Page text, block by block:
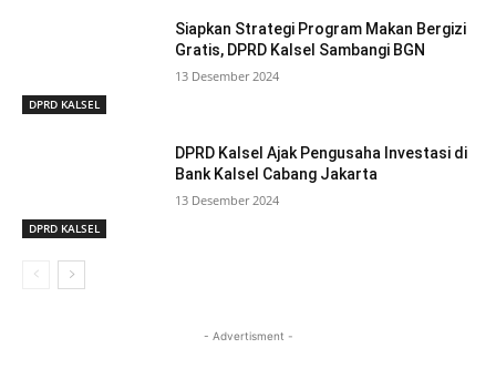
DPRD KALSEL
Siapkan Strategi Program Makan Bergizi
Gratis, DPRD Kalsel Sambangi BGN
13 Desember 2024
DPRD KALSEL
DPRD Kalsel Ajak Pengusaha Investasi di
Bank Kalsel Cabang Jakarta
13 Desember 2024
- Advertisment -